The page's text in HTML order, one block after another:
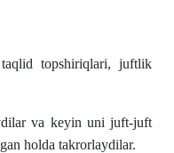
topshiriqlari, juftlik
va keyin uni juft-juft
holda takrorlaydilar.